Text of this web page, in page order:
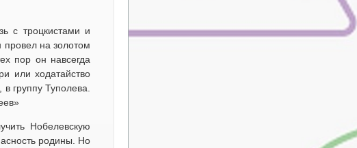
с троцкистами и
провел на золотом
пор он навсегда
или ходатайство
группу Туполева.
Нобелевскую
родины. Но